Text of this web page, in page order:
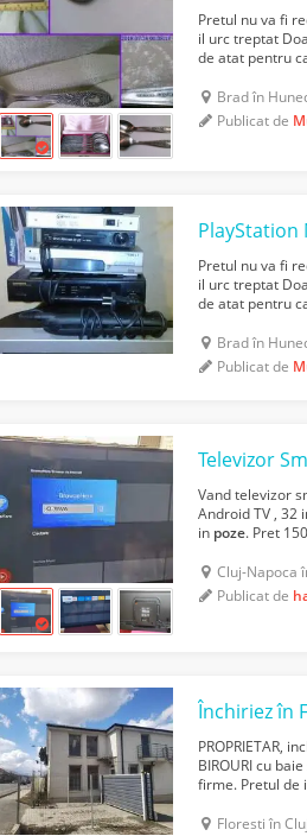
Pretul nu va fi
il urc treptat
de atat pentru
Brad în
Publicat de
Pretul nu va fi
il urc treptat
de atat pentru
Brad în
Publicat de
Televizor
Vand televizor
Android TV , 32
in poze. Pret
Cluj-Napoca
Publicat de
PROPRIETAR,
BIROURI cu
firme. Pretul de
Floresti în